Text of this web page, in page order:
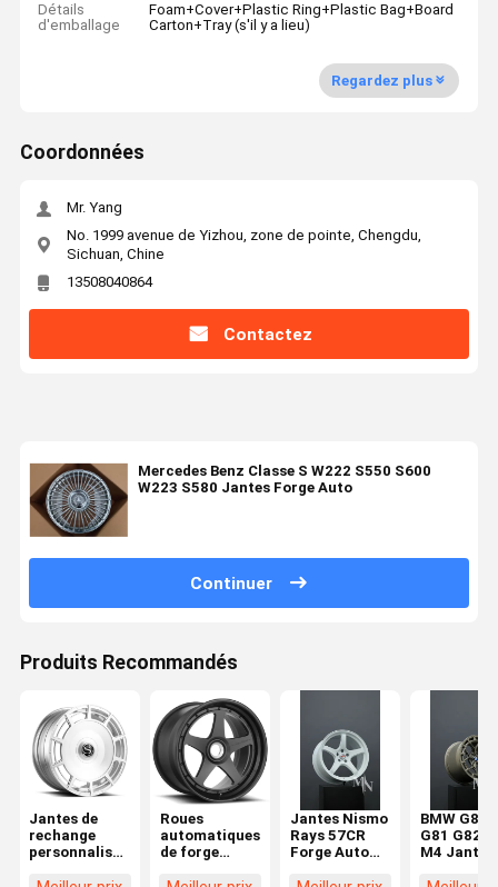
Détails
d'emballage
Foam+Cover+Plastic Ring+Plastic Bag+Board
Carton+Tray (s'il y a lieu)
Regardez plus
Coordonnées
Mr. Yang
No. 1999 avenue de Yizhou, zone de pointe, Chengdu,
Sichuan, Chine
13508040864
Contactez
Mercedes Benz Classe S W222 S550 S600
W223 S580 Jantes Forge Auto
Continuer
Produits Recommandés
Jantes de
rechange
personnalisées
Roues
automatiques
de forge
Jantes Nismo
Rays 57CR
Forge Auto
BMW G87
G81 G82
M4 Jantes